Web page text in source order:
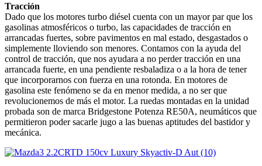
Tracción
Dado que los motores turbo diésel cuenta con un mayor par que los
gasolinas atmosféricos o turbo, las capacidades de tracción en
arrancadas fuertes, sobre pavimentos en mal estado, desgastados o
simplemente lloviendo son menores. Contamos con la ayuda del
control de tracción, que nos ayudara a no perder tracción en una
arrancada fuerte, en una pendiente resbaladiza o a la hora de tener
que incorporarnos con fuerza en una rotonda. En motores de
gasolina este fenómeno se da en menor medida, a no ser que
revolucionemos de más el motor. La ruedas montadas en la unidad
probada son de marca Bridgestone Potenza RE50A, neumáticos que
permitieron poder sacarle jugo a las buenas aptitudes del bastidor y
mecánica.